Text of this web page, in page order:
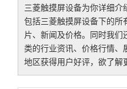
三菱触摸屏设备为你详细介
包括三菱触摸屏设备 下的
片、新闻及价格。同时我们
类的行业资讯、价格行情、
地区获得用户好评，欲了解